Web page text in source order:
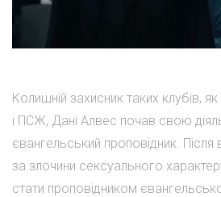
Колишній захисник таких клубів,
і ПСЖ, Дані Алвес почав свою
євангельський проповідник. Після
за злочини сексуального
стати проповідником